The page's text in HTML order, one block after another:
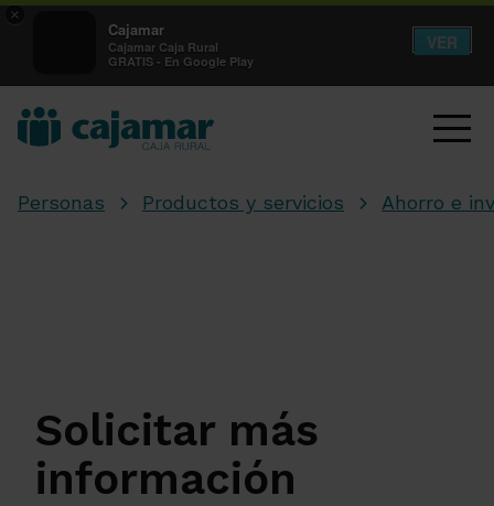
×
Cajamar
Cajamar Caja Rural
GRATIS - En Google Play
VER
Personas Productos y servicios Ahorro e
Solicitar más
información